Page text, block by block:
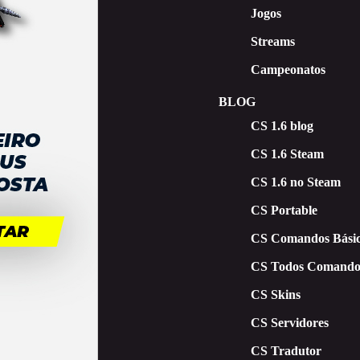
Jogos
Streams
Campeonatos
BLOG
CS 1.6 blog
CS 1.6 Steam
CS 1.6 no Steam
CS Portable
CS Comandos
CS Todos
CS Skins
CS Servidores
CS Tradutor